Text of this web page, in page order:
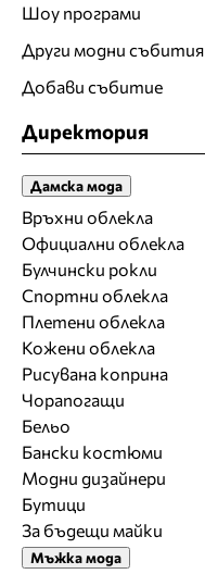
Шоу програми
Други модни събития
Добави събитие
Директория
Дамска мода
Връхни облекла
Официални облекла
Булчински рокли
Спортни облекла
Плетени облекла
Кожени облекла
Рисувана коприна
Чорапогащи
Бельо
Бански костюми
Модни дизайнери
Бутици
За бъдещи майки
Мъжка мода